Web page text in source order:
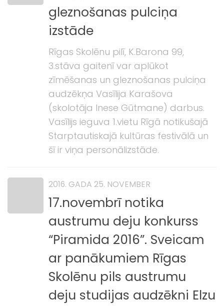
gleznošanas pulciņa
izstāde
Rīgas Skolēnu pilī, K.Barona 99,
3.stāva gaitenī var aplūkot
zīmēšanas un gleznošanas pulciņa
audzēkņa Vasīlija Karašova
(skolotāja Inese Gūtmane) darbus.
Vasīlijs ieguva 1.vietu Rīgā notikušajā
Starptautiskajā kultūras festivālā un
šī ir viņa personālizstāde.
2016. GADA 25. NOVEMBER
17.novembrī notika
austrumu deju konkurss
“Piramida 2016”. Sveicam
ar panākumiem Rīgas
Skolēnu pils austrumu
deju studijas audzēkni Elzu